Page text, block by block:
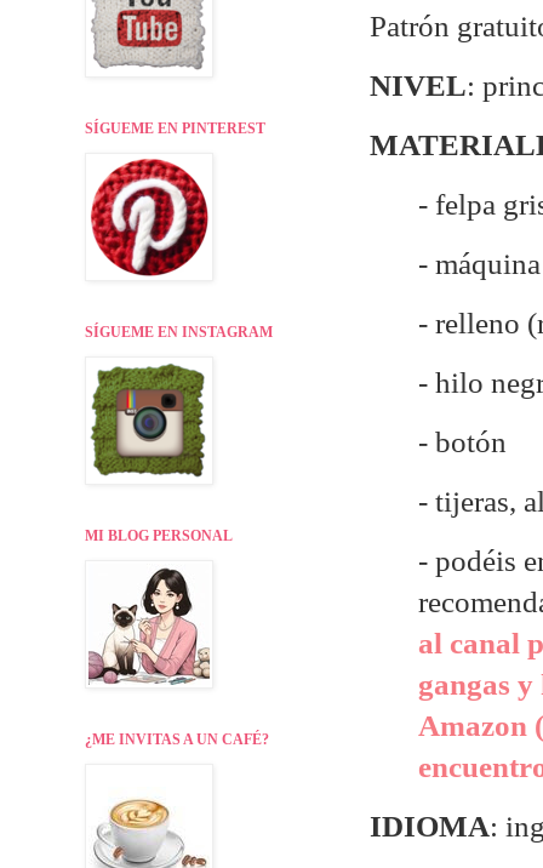
Patrón
NIVEL:
- felpa
-
- relleno
- hilo
- botón
- tijeras,
- podéis
al canal
gangas
Amazon
IDIOMA:
SÍGUEME EN PINTEREST
SÍGUEME EN INSTAGRAM
MI BLOG PERSONAL
¿ME INVITAS A UN CAFÉ?